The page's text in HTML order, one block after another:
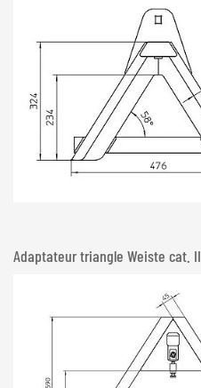
Adaptateur triangle Weiste cat. II